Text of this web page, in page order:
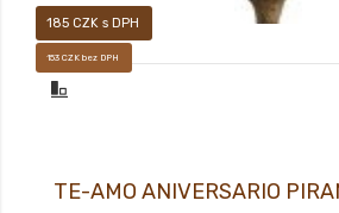
185 CZK s DPH
153 CZK bez DPH
TE-AMO ANIVERSARIO